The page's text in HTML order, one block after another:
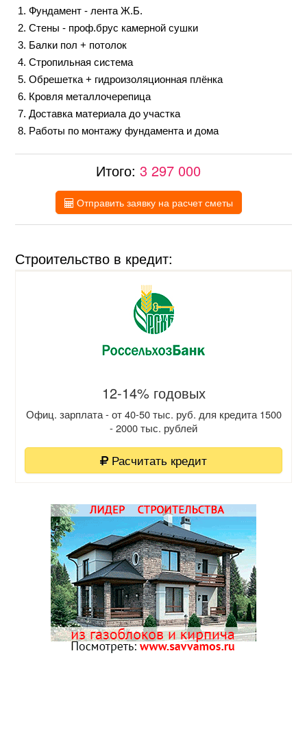
Фундамент - лента Ж.Б.
Стены - проф.брус камерной сушки
Балки пол + потолок
Стропильная система
Обрешетка + гидроизоляционная плёнка
Кровля металлочерепица
Доставка материала до участка
Работы по монтажу фундамента и дома
Итого: 3 297 000
Отправить заявку на расчет сметы
Строительство в кредит:
12-14% годовых
Офиц. зарплата - от 40-50 тыс. руб. для кредита 1500
- 2000 тыс. рублей
Расчитать кредит